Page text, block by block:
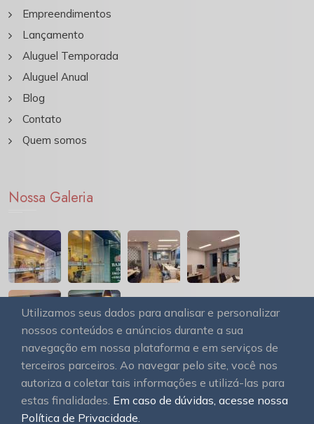
Utilizamos seus dados para analisar e personalizar
nossos conteúdos e anúncios durante a sua
navegação em nossa plataforma e em serviços de
terceiros parceiros. Ao navegar pelo site, você nos
autoriza a coletar tais informações e utilizá-las para
estas finalidades. Em caso de dúvidas, acesse nossa
Política de Privacidade.
Empreendimentos
Lançamento
Aluguel Temporada
Aluguel Anual
Blog
Contato
Quem somos
Nossa Galeria
OAWEB site e sistemas para imobiliárias